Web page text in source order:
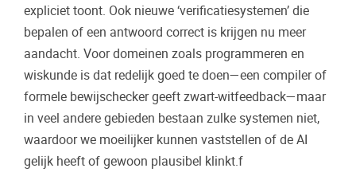
expliciet toont. Ook nieuwe ‘verificatiesystemen’ die
bepalen of een antwoord correct is krijgen nu meer
aandacht. Voor domeinen zoals programmeren en
wiskunde is dat redelijk goed te doen—een compiler of
formele bewijschecker geeft zwart-witfeedback—maar
in veel andere gebieden bestaan zulke systemen niet,
waardoor we moeilijker kunnen vaststellen of de AI
gelijk heeft of gewoon plausibel klinkt.f